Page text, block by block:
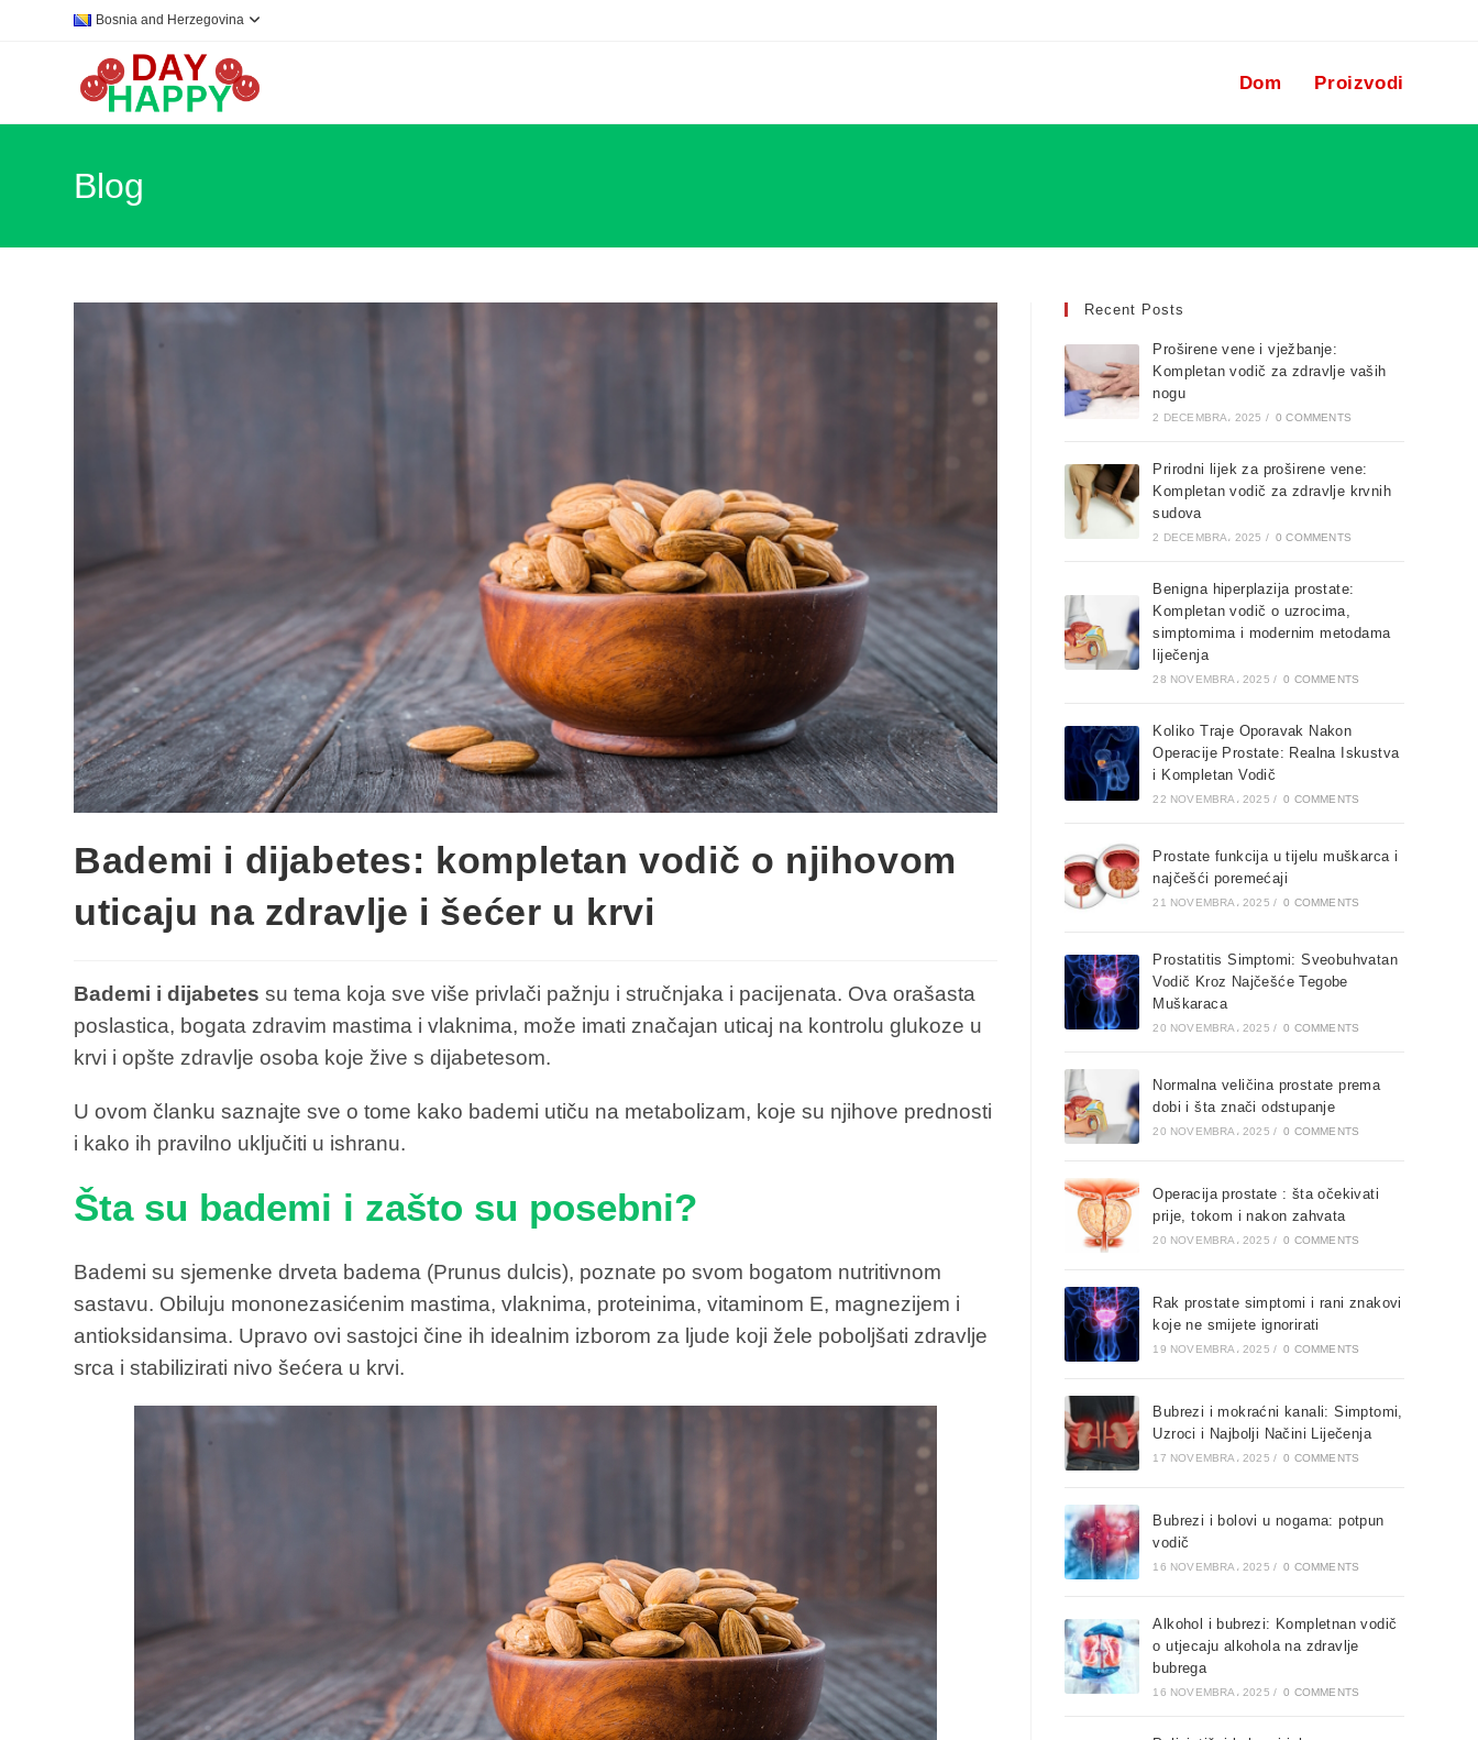
Bosnia and Herzegovina
Dom Proizvodi
Blog
Bademi i dijabetes: kompletan vodič o njihovom
uticaju na zdravlje i šećer u krvi
Bademi i dijabetes su tema koja sve više privlači pažnju i stručnjaka i pacijenata. Ova orašasta
poslastica, bogata zdravim mastima i vlaknima, može imati značajan uticaj na kontrolu glukoze u
krvi i opšte zdravlje osoba koje žive s dijabetesom.
U ovom članku saznajte sve o tome kako bademi utiču na metabolizam, koje su njihove prednosti
i kako ih pravilno uključiti u ishranu.
Šta su bademi i zašto su posebni?
Bademi su sjemenke drveta badema (Prunus dulcis), poznate po svom bogatom nutritivnom
sastavu. Obiluju mononezasićenim mastima, vlaknima, proteinima, vitaminom E, magnezijem i
antioksidansima. Upravo ovi sastojci čine ih idealnim izborom za ljude koji žele poboljšati zdravlje
srca i stabilizirati nivo šećera u krvi.
Recent Posts
Proširene vene i vježbanje:
Kompletan vodič za zdravlje vaših
nogu
2 DECEMBRA، 2025 / 0 COMMENTS
Prirodni lijek za proširene vene:
Kompletan vodič za zdravlje krvnih
sudova
2 DECEMBRA، 2025 / 0 COMMENTS
Benigna hiperplazija prostate:
Kompletan vodič o uzrocima,
simptomima i modernim metodama
liječenja
28 NOVEMBRA، 2025 / 0 COMMENTS
Koliko Traje Oporavak Nakon
Operacije Prostate: Realna Iskustva
i Kompletan Vodič
22 NOVEMBRA، 2025 / 0 COMMENTS
Prostate funkcija u tijelu muškarca i
najčešći poremećaji
21 NOVEMBRA، 2025 / 0 COMMENTS
Prostatitis Simptomi: Sveobuhvatan
Vodič Kroz Najčešće Tegobe
Muškaraca
20 NOVEMBRA، 2025 / 0 COMMENTS
Normalna veličina prostate prema
dobi i šta znači odstupanje
20 NOVEMBRA، 2025 / 0 COMMENTS
Operacija prostate : šta očekivati
prije, tokom i nakon zahvata
20 NOVEMBRA، 2025 / 0 COMMENTS
Rak prostate simptomi i rani znakovi
koje ne smijete ignorirati
19 NOVEMBRA، 2025 / 0 COMMENTS
Bubrezi i mokraćni kanali: Simptomi,
Uzroci i Najbolji Načini Liječenja
17 NOVEMBRA، 2025 / 0 COMMENTS
Bubrezi i bolovi u nogama: potpun
vodič
16 NOVEMBRA، 2025 / 0 COMMENTS
Alkohol i bubrezi: Kompletnan vodič
o utjecaju alkohola na zdravlje
bubrega
16 NOVEMBRA، 2025 / 0 COMMENTS